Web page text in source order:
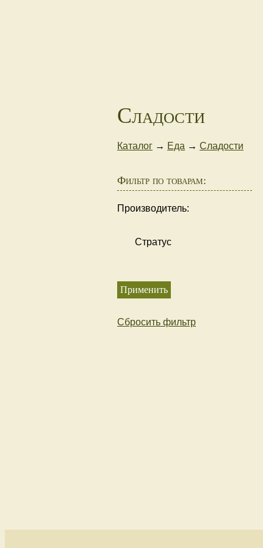
Сладости
Каталог → Еда → Сладости
Фильтр по товарам:
Производитель:
Стратус
Сбросить фильтр